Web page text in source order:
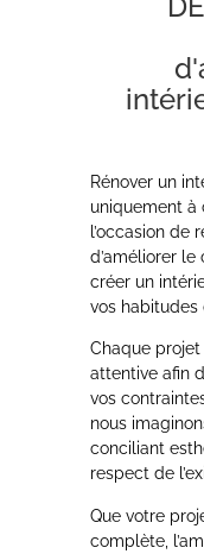
Rénover un
uniquement à
l’occasion de
d’améliorer
créer un
vos habitudes
Chaque
attentive afin
vos
nous
conciliant
respect de
Que votre
complète,